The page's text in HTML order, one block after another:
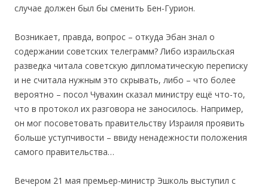
случае должен был бы сменить Бен-Гурион.
Возникает, правда, вопрос – откуда Эбан знал о
содержании советских телеграмм? Либо израильская
разведка читала советскую дипломатическую переписку
и не считала нужным это скрывать, либо – что более
вероятно – посол Чувахин сказал министру ещё что-то,
что в протокол их разговора не заносилось. Например,
он мог посоветовать правительству Израиля проявить
больше уступчивости – ввиду ненадежности положения
самого правительства…
Вечером 21 мая премьер-министр Эшколь выступил с